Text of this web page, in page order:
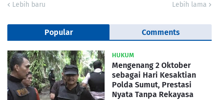
Lebih baru Lebih lama
Popular Comments
HUKUM
Mengenang 2 Oktober
sebagai Hari Kesaktian
Polda Sumut, Prestasi
Nyata Tanpa Rekayasa